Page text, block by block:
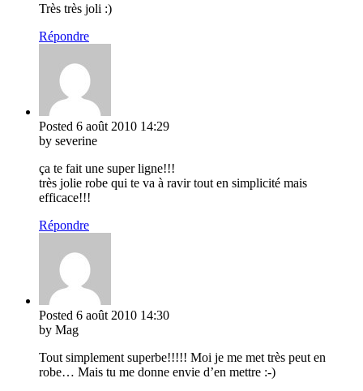
Très très joli :)
Répondre
Posted 6 août 2010 14:29
by severine
ça te fait une super ligne!!!
très jolie robe qui te va à ravir tout en simplicité mais
efficace!!!
Répondre
Posted 6 août 2010 14:30
by Mag
Tout simplement superbe!!!!! Moi je me met très peut en
robe… Mais tu me donne envie d’en mettre :-)